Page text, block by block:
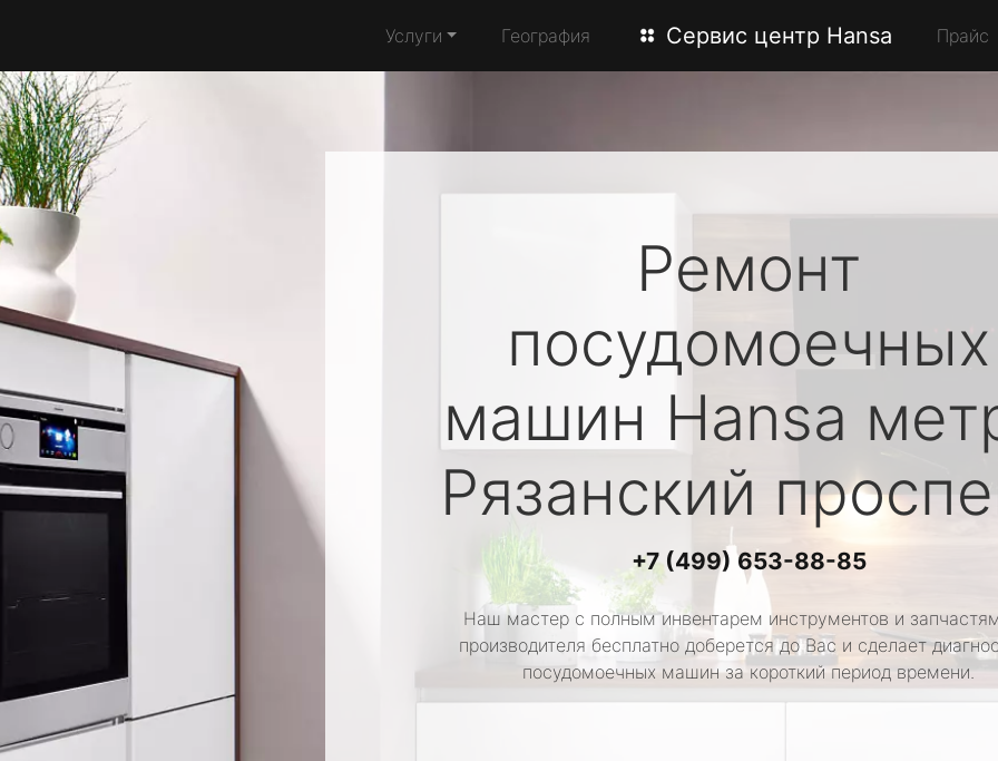
Услуги География Сервис центр Hansa Прайс
Ремонт
посудомоечных
машин Hansa
Рязанский
+7 (499) 653-88-85
Наш мастер с полным инвентарем инструментов и
производителя бесплатно доберется до Вас и сделает
посудомоечных машин за короткий период времени.